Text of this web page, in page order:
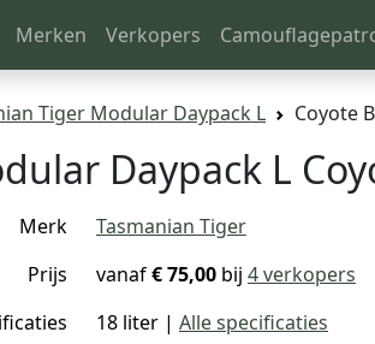
Merken Verkopers
Tiger Modular Daypack L Coyote
Daypack L
Merk
Tasmanian Tiger
Prijs
vanaf€ 75,00 bij 4 verkopers
18 liter | Alle specificaties